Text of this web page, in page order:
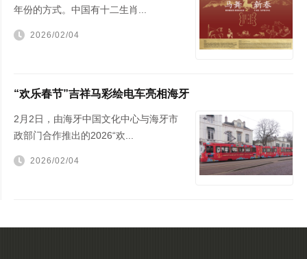
年份的方式。中国有十二生肖...
2026/02/04
“欢乐春节”吉祥马彩绘电车亮相海牙
2月2日，由海牙中国文化中心与海牙市
政部门合作推出的2026“欢...
2026/02/04